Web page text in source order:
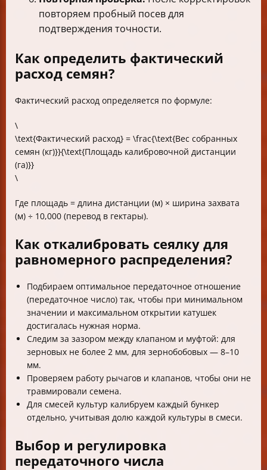
повторяем пробный посев для
подтверждения точности.
Как определить фактический
расход семян?
Фактический расход определяется по формуле:
\
\text{Фактический расход} = \frac{\text{Вес собранных
семян (кг)}}{\text{Площадь калибровочной дистанции
(га)}}
\
Где площадь = длина дистанции (м) × ширина захвата
(м) ÷ 10,000 (перевод в гектары).
Как откалибровать сеялку для
равномерного распределения?
Подбираем оптимальное передаточное отношение
(передаточное число) так, чтобы при минимальном
значении и максимальном открытии катушек
достигалась нужная норма.
Следим за зазором между клапаном и муфтой: для
зерновых не более 2 мм, для зернобобовых — 8–10
мм.
Проверяем работу рычагов и клапанов, чтобы они не
травмировали семена.
Для смесей культур калибруем каждый бункер
отдельно, учитывая долю каждой культуры в смеси.
Выбор и регулировка
передаточного числа